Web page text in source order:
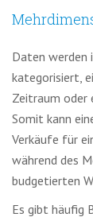
Daten werden
kategorisiert,
Zeitraum oder
Somit kann
Verkäufe für
während des
budgetierten
Es gibt häufig